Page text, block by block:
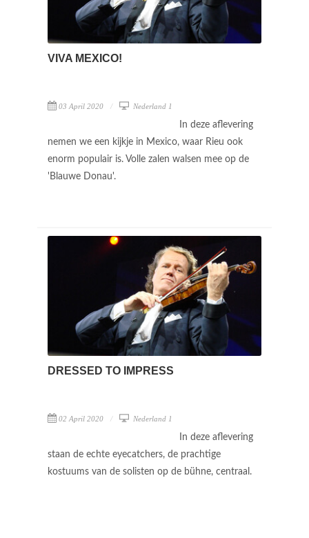
VIVA MEXICO!
03 April 2020 Nederland 1
In deze aflevering
nemen we een kijkje in Mexico, waar Rieu ook
enorm populair is. Volle zalen walsen mee op de
'Blauwe Donau'.
DRESSED TO IMPRESS
02 April 2020 Nederland 1
In deze aflevering
staan de echte eyecatchers, de prachtige
kostuums van de solisten op de bühne, centraal.